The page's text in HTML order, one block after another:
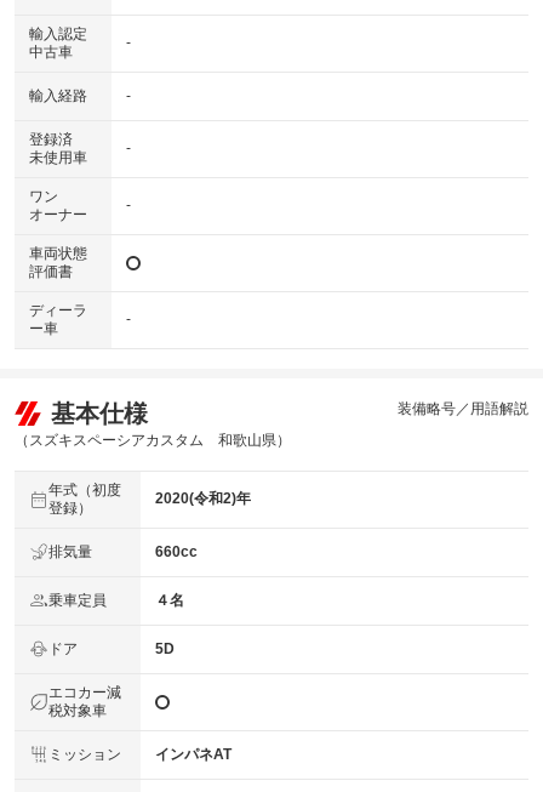
輸入認定
中古車
-
輸入経路 -
登録済
未使用車
-
ワン
オーナー
-
車両状態
評価書
ディーラ
ー車
-
基本仕様
（スズキスペーシアカスタム 和歌山県）
装備略号／用語解説
年式（初度
登録）
2020(令和2)年
排気量 660cc
乗車定員 ４名
ドア 5D
エコカー減
税対象車
ミッション インパネAT